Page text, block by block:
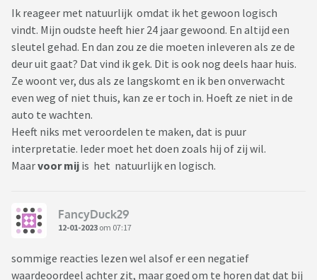
Ik reageer met natuurlijk omdat ik het gewoon logisch
vindt. Mijn oudste heeft hier 24 jaar gewoond. En altijd een
sleutel gehad. En dan zou ze die moeten inleveren als ze de
deur uit gaat? Dat vind ik gek. Dit is ook nog deels haar huis.
Ze woont ver, dus als ze langskomt en ik ben onverwacht
even weg of niet thuis, kan ze er toch in. Hoeft ze niet in de
auto te wachten.
Heeft niks met veroordelen te maken, dat is puur
interpretatie. Ieder moet het doen zoals hij of zij wil.
Maarvoor mij is het natuurlijk en logisch.
FancyDuck29
12-01-2023 om 07:17
sommige reacties lezen wel alsof er een negatief
waardeoordeel achter zit, maar goed om te horen dat dat bij